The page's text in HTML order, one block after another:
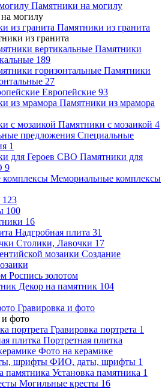
Памятники на могилу
могилу
Памятники из гранита
из гранита
Памятники
189
Памятники
27
Европейские 93
Памятники из мрамора
Памятники с мозаикой 4
Специальные
1
Памятники для
9
Мемориальные комплексы
123
100
16
Надгробная плита 31
Столики, Лавочки 17
Создание
Роспись золотом
Декор на памятник 104
Гравировка и фото
и фото
Гравировка портрета 1
Портретная плитка
Фото на керамике
ФИО, даты, шрифты 1
Установка памятника 1
Могильные кресты 16